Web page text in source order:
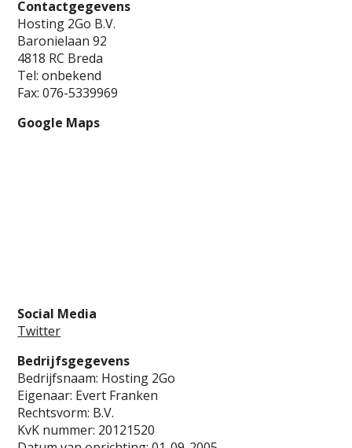
Contactgegevens
Hosting 2Go B.V.
Baronielaan 92
4818 RC Breda
Tel: onbekend
Fax: 076-5339969
Google Maps
Social Media
Twitter
Bedrijfsgegevens
Bedrijfsnaam: Hosting 2Go
Eigenaar: Evert Franken
Rechtsvorm: B.V.
KvK nummer: 20121520